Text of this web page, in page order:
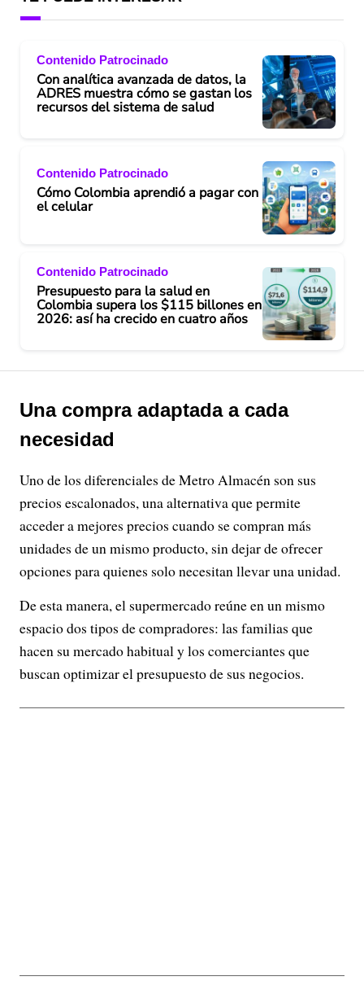
Contenido Patrocinado
Con analítica avanzada de datos, la
ADRES muestra cómo se gastan los
recursos del sistema de salud
Contenido Patrocinado
Cómo Colombia aprendió a pagar con
el celular
Contenido Patrocinado
Presupuesto para la salud en
Colombia supera los $115 billones en
2026: así ha crecido en cuatro años
Una compra adaptada a cada
necesidad
Uno de los diferenciales de Metro Almacén son sus
precios escalonados, una alternativa que permite
acceder a mejores precios cuando se compran más
unidades de un mismo producto, sin dejar de ofrecer
opciones para quienes solo necesitan llevar una unidad.
De esta manera, el supermercado reúne en un mismo
espacio dos tipos de compradores: las familias que
hacen su mercado habitual y los comerciantes que
buscan optimizar el presupuesto de sus negocios.